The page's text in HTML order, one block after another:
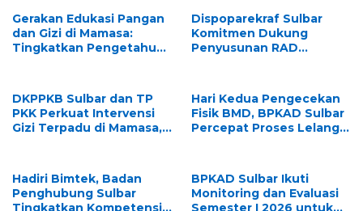
Gerakan Edukasi Pangan
dan Gizi di Mamasa:
Tingkatkan Pengetahuan
Pemenuhan Gizi
Dispoparekraf Sulbar
Komitmen Dukung
Penyusunan RAD
DKPPKB Sulbar dan TP
PKK Perkuat Intervensi
Gizi Terpadu di Mamasa,
Sejahtera
Hari Kedua Pengecekan
Fisik BMD, BPKAD Sulbar
Percepat Proses Lelang
Hadiri Bimtek, Badan
Penghubung Sulbar
Tingkatkan Kompetensi
BPKAD Sulbar Ikuti
Monitoring dan Evaluasi
Semester I 2026 untuk